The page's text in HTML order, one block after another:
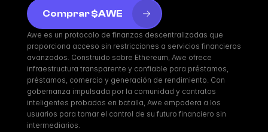
Comprar $AWE
Awe es un protocolo de finanzas descentralizadas que
proporciona acceso sin restricciones a servicios financieros
avanzados. Construido sobre Ethereum, Awe ofrece
infraestructura transparente y confiable para préstamos,
préstamos, comercio y generación de rendimiento. Con
gobernanza impulsada por la comunidad y contratos
inteligentes probados en batalla, Awe empodera a los
usuarios para tomar el control de su futuro financiero sin
intermediarios.